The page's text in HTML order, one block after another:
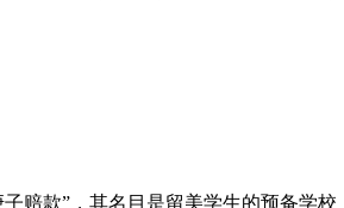
赔款”，其名目是留美学生的预备学